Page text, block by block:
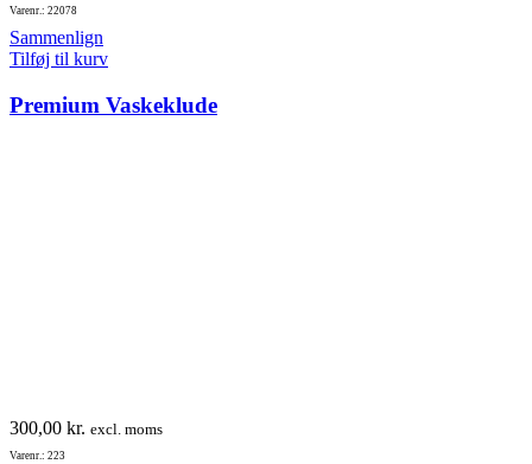
Varenr.: 22078
Sammenlign
Tilføj til kurv
Premium Vaskeklude
300,00 kr. excl. moms
Varenr.: 223